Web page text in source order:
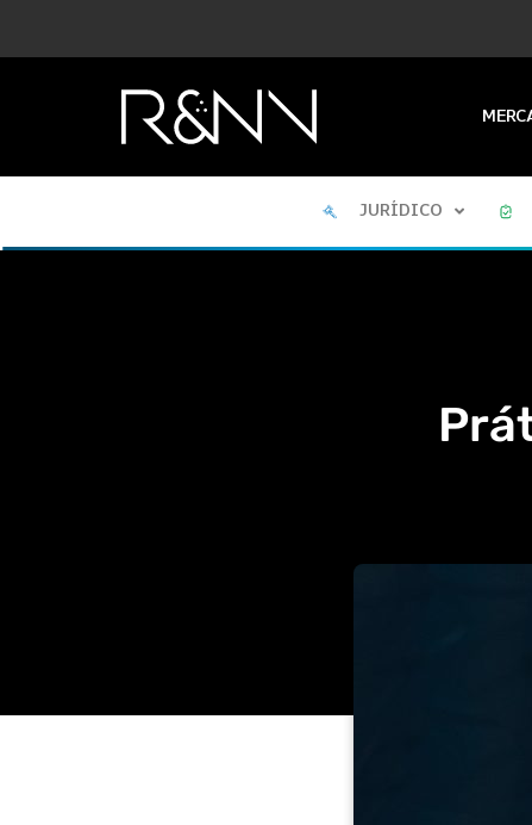
JURÍDICO